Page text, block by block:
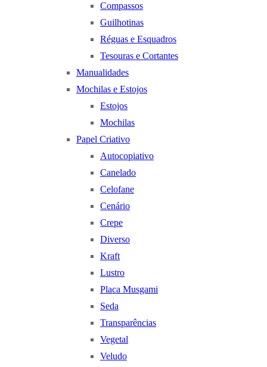
Compassos
Guilhotinas
Réguas e Esquadros
Tesouras e Cortantes
Manualidades
Mochilas e Estojos
Estojos
Mochilas
Papel Criativo
Autocopiativo
Canelado
Celofane
Cenário
Crepe
Diverso
Kraft
Lustro
Placa Musgami
Seda
Transparências
Vegetal
Veludo